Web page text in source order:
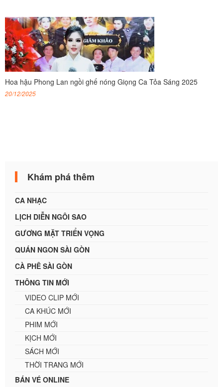
Hoa hậu Phong Lan ngồi ghế nóng Giọng Ca Tỏa Sáng 2025
20/12/2025
Khám phá thêm
CA NHẠC
LỊCH DIỄN NGÔI SAO
GƯƠNG MẶT TRIỂN VỌNG
QUÁN NGON SÀI GÒN
CÀ PHÊ SÀI GÒN
THÔNG TIN MỚI
VIDEO CLIP MỚI
CA KHÚC MỚI
PHIM MỚI
KỊCH MỚI
SÁCH MỚI
THỜI TRANG MỚI
BÁN VÉ ONLINE